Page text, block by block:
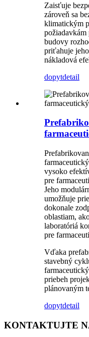
Zaisťuje
zároveň sa
klimatickým
požiadavkám
budovy
priťahuje
nákladová
dopytdetail
vysoko
pre
Jeho
umožňuje
dokonale
oblastiam,
laboratóriá
pre
Vďaka
stavebný
priebeh
plánovaným
dopytdetail
KONTAKTUJTE